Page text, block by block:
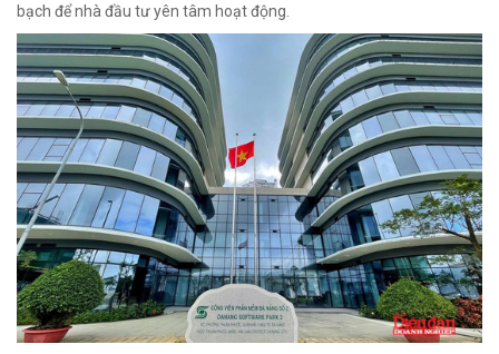
bạch để nhà đầu tư yên tâm hoạt động.